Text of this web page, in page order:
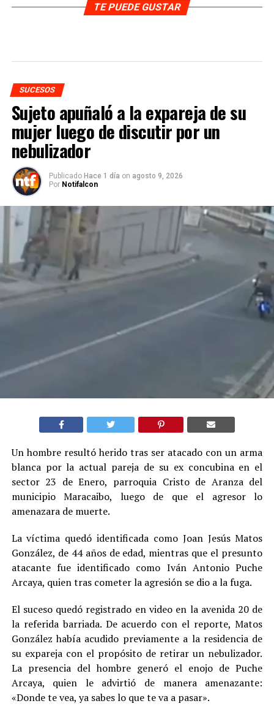
TE PUEDE GUSTAR
SUCESOS
Sujeto apuñaló a la expareja de su
mujer luego de discutir por un
nebulizador
Publicado Hace 1 día on agosto 9, 2026
Por Notifalcon
Un hombre resultó herido tras ser atacado con un arma
blanca por la actual pareja de su ex concubina en el
sector 23 de Enero, parroquia Cristo de Aranza del
municipio Maracaibo, luego de que el agresor lo
amenazara de muerte.
La víctima quedó identificada como Joan Jesús Matos
González, de 44 años de edad, mientras que el presunto
atacante fue identificado como Iván Antonio Puche
Arcaya, quien tras cometer la agresión se dio a la fuga.
El suceso quedó registrado en video en la avenida 20 de
la referida barriada. De acuerdo con el reporte, Matos
González había acudido previamente a la residencia de
su expareja con el propósito de retirar un nebulizador.
La presencia del hombre generó el enojo de Puche
Arcaya, quien le advirtió de manera amenazante:
«Donde te vea, ya sabes lo que te va a pasar».